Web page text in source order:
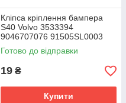
Кліпса кріплення бампера
S40 Volvo 3533394
9046707076 91505SL0003
Готово до відправки
19 ₴
Купити